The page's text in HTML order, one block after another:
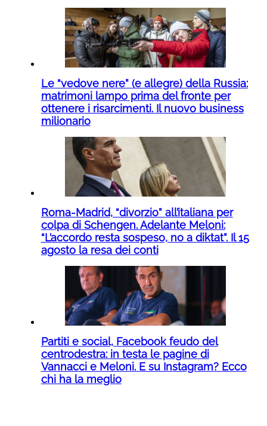
Le “vedove nere” (e allegre) della Russia:
matrimoni lampo prima del fronte per
ottenere i risarcimenti. Il nuovo business
milionario
Roma-Madrid, “divorzio” all’italiana per
colpa di Schengen. Adelante Meloni:
“L’accordo resta sospeso, no a diktat”. Il 15
agosto la resa dei conti
Partiti e social, Facebook feudo del
centrodestra: in testa le pagine di
Vannacci e Meloni. E su Instagram? Ecco
chi ha la meglio